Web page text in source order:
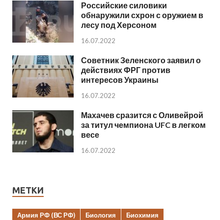
Российские силовики
обнаружили схрон с оружием в
лесу под Херсоном
16.07.2022
Советник Зеленского заявил о
действиях ФРГ против
интересов Украины
16.07.2022
Махачев сразится с Оливейрой
за титул чемпиона UFC в легком
весе
16.07.2022
МЕТКИ
Армия РФ (ВС РФ) Биология
Биохимия